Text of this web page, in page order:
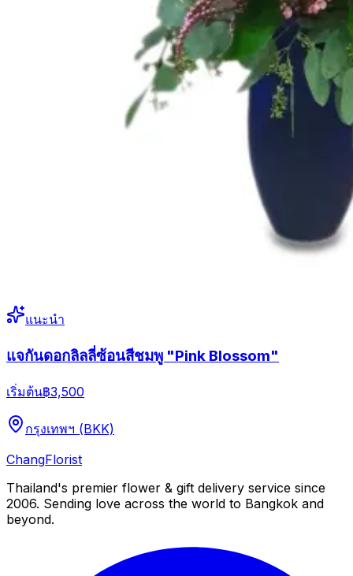
แนะนำ
แจกันดอกลิลลี่ซ้อนสีชมพู "Pink Blossom"
เริ่มต้น฿3,500
กรุงเทพฯ (BKK)
ChangFlorist
Thailand's premier flower & gift delivery service since
2006. Sending love across the world to Bangkok and
beyond.